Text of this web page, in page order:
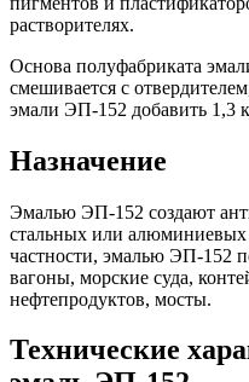
растворителях.
Основа полуфабриката
смешивается с
эмали ЭП-152 добавить 1,3
Назначение
Эмалью ЭП-152 создают
стальных или алюминиевых
частности, эмалью ЭП-152
вагоны, морские суда,
нефтепродуктов, мосты.
Технические